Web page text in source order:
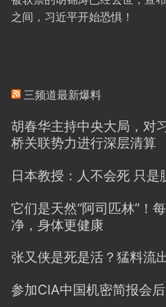
之间，习近平开始恐惧！
三频道最新爆料
胡春华主持中央大局，对
桥关联势力进行深层清算
日本教授：人不会死 只是
它们是天然“阿司匹林”！
净，身体更健康
张又侠是死是活？猛料流
参加CIA中国机密简报会